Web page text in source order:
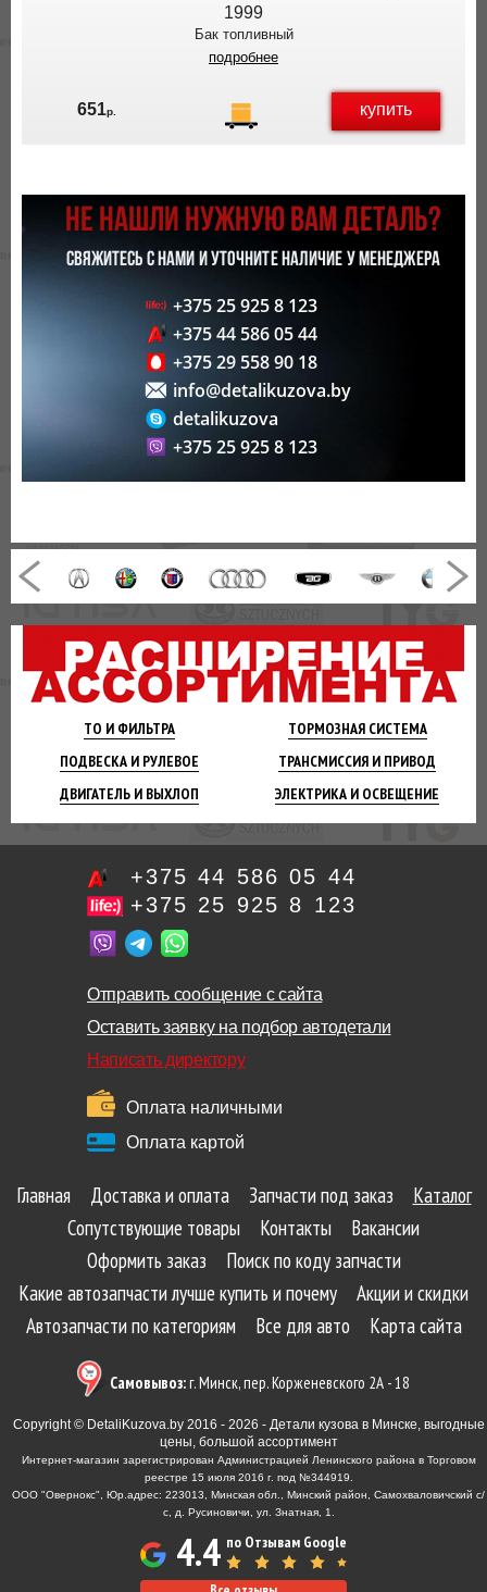
ТО И ФИЛЬТРА ТОРМОЗНАЯСИСТЕМА
ПОДВЕСКА И РУЛЕВОЕ ТРАНСМИССИЯ И ПРИВОД
ДВИГАТЕЛЬ И ВЫХЛОП ЭЛЕКТРИКА И ОСВЕЩЕНИЕ
1999
Бак топливный
подробнее
651р. купить
НЕ НАШЛИ НУЖНУЮ ВАМ ДЕТАЛЬ?
СВЯЖИТЕСЬ С НАМИ И УТОЧНИТЕ НАЛИЧИЕ У МЕНЕДЖЕРА
+375 25 925 8 123
+375 44 586 05 44
+375 29 558 90 18
info@detalikuzova.by
detalikuzova
+375 25 925 8 123
+375 44 586 05 44
+375 25 925 8 123
Отправить сообщение с сайта
Оставить заявку на подбор автодетали
Написать директору
Оплата наличными
Оплата картой
Главная Доставка и оплата Запчасти под заказ
Каталог
Сопутствующие товары
Контакты
Вакансии
Оформить заказ
Поиск по коду запчасти
Какие автозапчасти лучше купить и почему
Акции и скидки
Автозапчасти по категориям
Все для авто Карта сайта
Самовывоз:г. Минск, пер. Корженевского 2А - 18
Copyright © DetaliKuzova.by 2016 - 2026 - Детали кузова в Минске, выгодные
цены, большой ассортимент
Интернет-магазин зарегистрирован Администрацией Ленинского района в Торговом
реестре 15 июля 2016 г. под №344919.
ООО "Овернокс", Юр.адрес: 223013, Минская обл., Минский район, Самохваловичский с/
с, д. Русиновичи, ул. Знатная, 1.
4.4 по Отзывам Google